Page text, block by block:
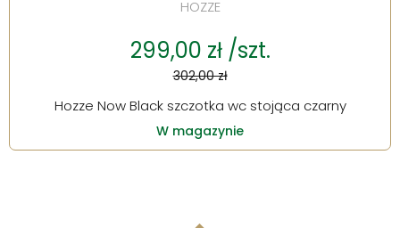
HOZZE
299,00 zł /szt.
302,00 zł
Hozze Now Black szczotka wc stojąca czarny
W magazynie